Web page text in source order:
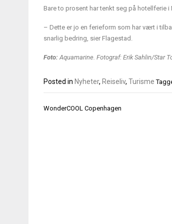
Bare to prosent har tenkt seg på hotellferie
– Dette er jo en ferieform som har vært i
snarlig bedring, sier Flagestad.
Foto: Aquamarine. Fotograf: Erik Sahlin/Star
Posted in Nyheter, Reiseliv, Turisme
Innleggsnavigasjon
WonderCOOL Copenhagen